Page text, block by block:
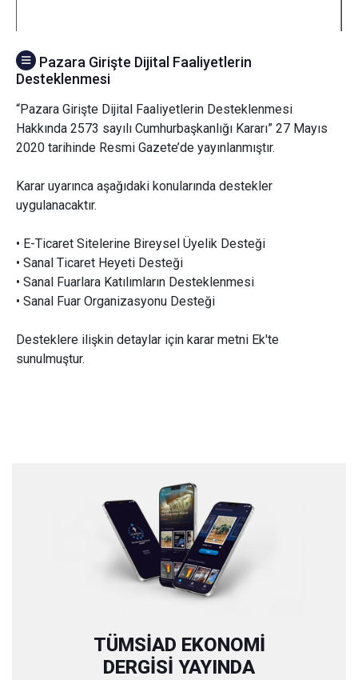
Pazara Girişte Dijital Faaliyetlerin
Desteklenmesi
“Pazara Girişte Dijital Faaliyetlerin Desteklenmesi
Hakkında 2573 sayılı Cumhurbaşkanlığı Kararı” 27 Mayıs
2020 tarihinde Resmi Gazete’de yayınlanmıştır.
Karar uyarınca aşağıdaki konularında destekler
uygulanacaktır.
• E-Ticaret Sitelerine Bireysel Üyelik Desteği
• Sanal Ticaret Heyeti Desteği
• Sanal Fuarlara Katılımların Desteklenmesi
• Sanal Fuar Organizasyonu Desteği
Desteklere ilişkin detaylar için karar metni Ek'te
sunulmuştur.
TÜMSİAD EKONOMİ
DERGİSİ YAYINDA